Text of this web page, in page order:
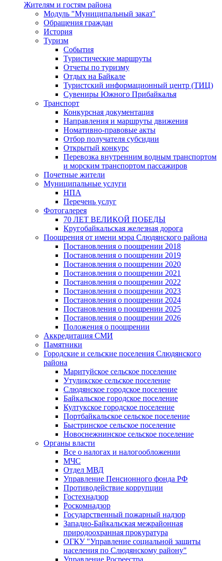
Жителям и гостям района
Модуль "Муниципальный заказ"
Обращения граждан
История
Туризм
События
Туристические маршруты
Отчеты по туризму
Отдых на Байкале
Туристский информационный центр (ТИЦ)
Сувениры Южного Прибайкалья
Транспорт
Конкурсная документация
Направления и маршруты движения
Номативно-правовые акты
Отбор получателя субсидии
Открытый конкурс
Перевозка внутренним водным транспортом
и морским транспортом пассажиров
Почетные жители
Муниципальные услуги
НПА
Перечень услуг
Фотогалерея
70 ЛЕТ ВЕЛИКОЙ ПОБЕДЫ
Кругобайкальская железная дорога
Поощрения от имени мэра Слюдянского района
Постановления о поощрении 2018
Постановления о поощрении 2019
Постановления о поощрении 2020
Постановления о поощрении 2021
Постановления о поощрении 2022
Постановления о поощрении 2023
Постановления о поощрении 2024
Постановления о поощрении 2025
Постановления о поощрении 2026
Положения о поощрении
Аккредитация СМИ
Памятники
Городские и сельские поселения Слюдянского
района
Маритуйское сельское поселение
Утуликское сельское поселение
Слюдянское городское поселение
Байкальское городское поселение
Култукское городское поселение
Портбайкальское сельское поселение
Быстринское сельское поселение
Новоснежнинское сельское поселение
Органы власти
Все о налогах и налогообложении
МЧС
Отдел МВД
Управление Пенсионного фонда РФ
Противодействие коррупции
Гостехнадзор
Роскомнадзор
Государственный пожарный надзор
Западно-Байкальская межрайонная
природоохранная прокуратура
ОГКУ "Управление социальной защиты
населения по Слюдянскому району"
Управление Росреестра